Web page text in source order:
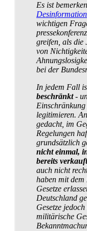
Es ist
Desinformation
wichtigen
greifen, als die
von
bei der
In jedem Fall
beschränkt-
legitimieren.
gedacht, im
Regelungen
grundsätzlich
nicht einmal,
bereits
auch nicht
haben mit
Gesetze
Deutschland
Gesetze
militärische